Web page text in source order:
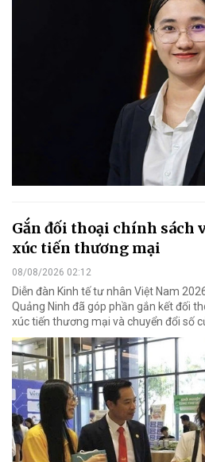
Gắn đối thoại chính sách
xúc tiến thương mại
08/08/2026 02:12
Diễn đàn Kinh tế tư nhân Việt Nam
Quảng Ninh đã góp phần gắn kết đối
xúc tiến thương mại và chuyển đổi số